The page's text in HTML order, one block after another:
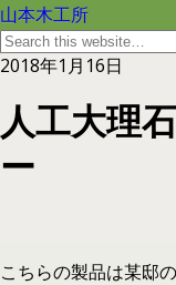
山本木工所
2018年1月16日
人工大理
ー
こちらの製品は某邸